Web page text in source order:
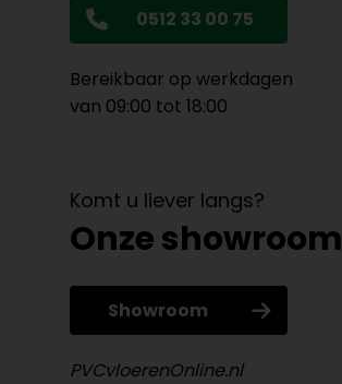
0512 33 00 75
Bereikbaar op werkdagen
van 09:00 tot 18:00
Komt u liever langs?
Onze showroom
Showroom
PVCvloerenOnline.nl